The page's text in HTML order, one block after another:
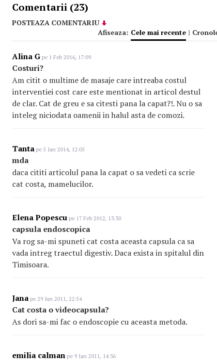
Comentarii (23)
POSTEAZA COMENTARIU
Afiseaza: Cele mai recente |
Alina G pe 1 Feb 2016, 17:09
Costuri?
Am citit o multime de masaje care intreaba costul
interventiei cost care este mentionat in articol destul
de clar. Cat de greu e sa citesti pana la capat?!. Nu o sa
inteleg niciodata oamenii in halul asta de comozi.
Tanta pe 5 Ian 2014, 12:05
mda
daca cititi articolul pana la capat o sa vedeti ca scrie
cat costa, mamelucilor.
Elena Popescu pe 17 Feb 2012, 13:30
capsula endoscopica
Va rog sa-mi spuneti cat costa aceasta capsula ca sa
vada intreg traectul digestiv. Daca exista in spitalul din
Timisoara.
Jana pe 29 Iun 2011, 22:54
Cat costa o videocapsula?
As dori sa-mi fac o endoscopie cu aceasta metoda.
emilia calman pe 9 Ian 2011, 14:36